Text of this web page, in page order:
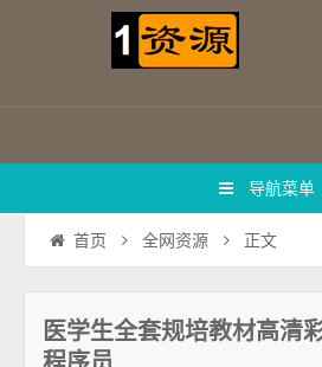
导航菜单
首页 全网资源 正文
医学生全套规培教材高清